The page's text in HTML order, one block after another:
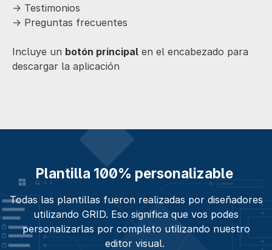
-> Testimonios
-> Preguntas frecuentes
Incluye un botón principal en el encabezado para
descargar la aplicación
Plantilla 100% personalizable
Todas las plantillas fueron realizadas por diseñadores
utilizando GRID. Eso significa que vos podes
personalizarlas por completo utilizando nuestro
editor visual.